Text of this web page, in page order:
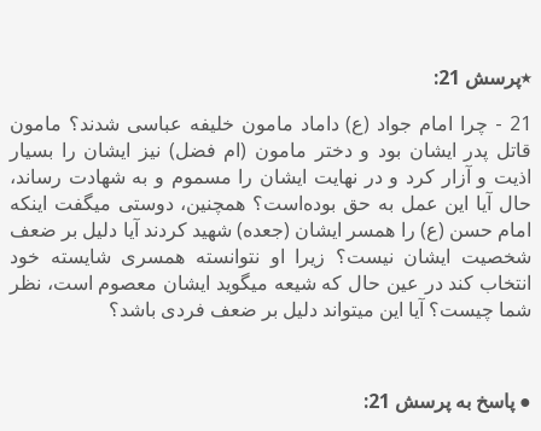
٭پرسش 21:
21 - چرا امام جواد (ع) داماد مامون خلیفه عباسی شدند؟ مامون
قاتل پدر ایشان بود و دختر مامون (ام فضل) نیز ایشان را بسیار
اذیت و آزار کرد و در نهایت ایشان را مسموم و به شهادت رساند،
حال آیا این عمل به حق بوده‌است؟ همچنین، دوستی میگفت اینکه
امام حسن (ع) را همسر ایشان (جعده) شهید کردند آیا دلیل بر ضعف
شخصیت ایشان نیست؟ زیرا او نتوانسته همسری شایسته خود
انتخاب کند در عین حال که شیعه میگوید ایشان معصوم است، نظر
شما چیست؟ آیا این میتواند دلیل بر ضعف فردی باشد؟
● پاسخ به پرسش 21: